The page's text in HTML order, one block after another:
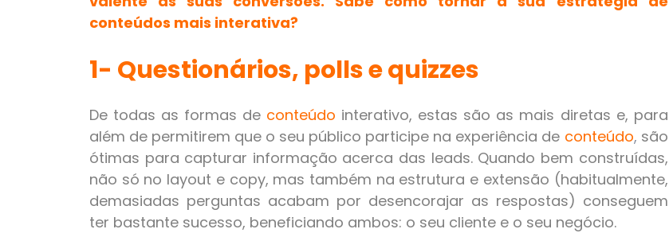
conteúdos mais interativa?
1- Questionários, polls e quizzes
De todas as formas de conteúdo interativo, estas são as mais diretas e, para
além de permitirem que o seu público participe na experiência de conteúdo, são
ótimas para capturar informação acerca das leads. Quando bem construídas,
não só no layout e copy, mas também na estrutura e extensão (habitualmente,
demasiadas perguntas acabam por desencorajar as respostas) conseguem
ter bastante sucesso, beneficiando ambos: o seu cliente e o seu negócio.